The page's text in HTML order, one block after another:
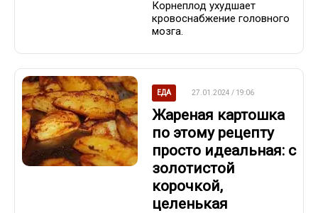
Корнеплод ухудшает
кровоснабжение головного
мозга.
ЕДА 27.01.2024 / 19:06
Жареная картошка
по этому рецепту
просто идеальная: с
золотистой
корочкой,
целенькая